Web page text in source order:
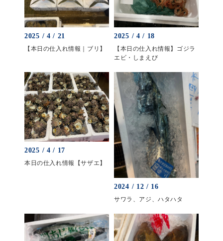
2025 / 4 / 21
【本日の仕入れ情報｜ブリ】
2025 / 4 / 18
【本日の仕入れ情報】ゴジラ
エビ・しまえび
2025 / 4 / 17
本日の仕入れ情報【サザエ】
2024 / 12 / 16
サワラ、アジ、ハタハタ